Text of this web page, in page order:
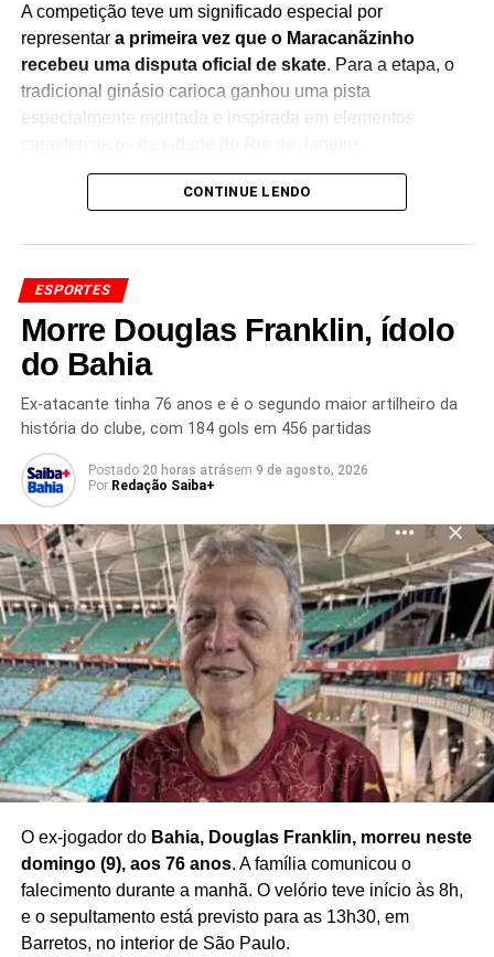
A competição teve um significado especial por
representar a primeira vez que o Maracanãzinho
recebeu uma disputa oficial de skate. Para a etapa, o
tradicional ginásio carioca ganhou uma pista
especialmente montada e inspirada em elementos
O SLS Rio Takeover correspondeu à
atletas da modalidade em uma disputa que movimentou o
Rayssa Leal se destacou ao longo da competição e
garantiu o primeiro lugar, ampliando sua trajetória de
conquistas no skate street. A brasileira é uma das
principais referências da modalidade e segue
acumulando resultados expressivos em competições
internacionais.
A realização da etapa em um dos espaços esportivos
mais tradicionais do Rio de Janeiro também representou
um momento importante para a modalidade, aproximando
oskate street do público cariocaem um cenário inédito
para a competição.
Com o título no SLS Rio Takeover,Rayssa Leal reforça
seu protagonismo no skate internacionale celebra
mais uma conquista diante da torcida brasileira.
Redação Saiba+
CONTINUE LENDO
ESPORTES
Morre Douglas Franklin, ídolo
do Bahia
Ex-atacante tinha 76 anos e é o segundo maior artilheiro da
história do clube, com 184 gols em 456 partidas
Postado 20 horas atrásem 9 de agosto, 2026
Por Redação Saiba+
O ex-jogador do Bahia, Douglas Franklin, morreu neste
domingo (9), aos 76 anos. A família comunicou o
falecimento durante a manhã. O velório teve início às 8h,
e o sepultamento está previsto para as 13h30, em
Barretos, no interior de São Paulo.